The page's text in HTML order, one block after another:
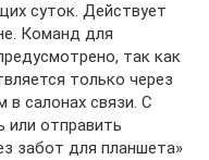
суток. Действует
Команд для
так как
только через
в салонах связи. С
или отправить
забот для планшета»